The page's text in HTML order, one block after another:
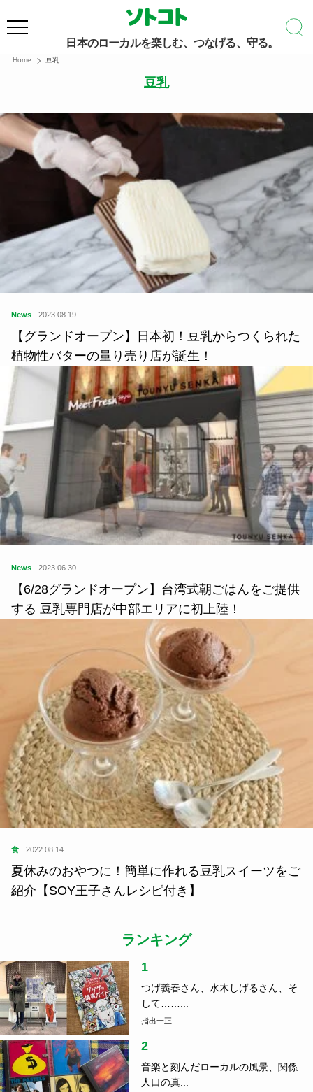
日本のローカルを楽しむ、つなげる、守る。
Home 豆乳
豆乳
News 2023.08.19
【グランドオープン】日本初！豆乳からつくられた
植物性バターの量り売り店が誕生！
News 2023.06.30
【6/28グランドオープン】台湾式朝ごはんをご提供
する 豆乳専門店が中部エリアに初上陸！
食 2022.08.14
夏休みのおやつに！簡単に作れる豆乳スイーツをご
紹介【SOY王子さんレシピ付き】
ランキング
1
つげ義春さん、水木しげるさん、そ
して……...
指出一正
2
音楽と刻んだローカルの風景、関係
人口の真...